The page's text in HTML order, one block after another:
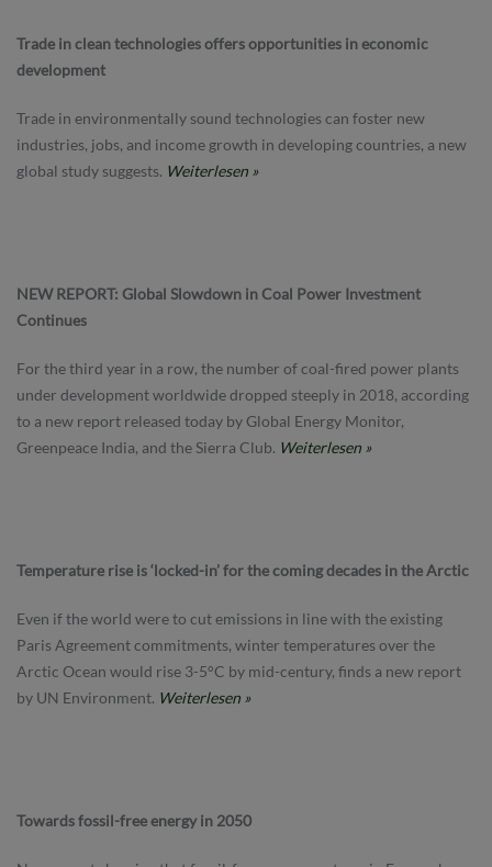
Trade in clean technologies offers opportunities in economic
development
Trade in environmentally sound technologies can foster new
industries, jobs, and income growth in developing countries, a new
global study suggests. Weiterlesen »
NEW REPORT: Global Slowdown in Coal Power Investment
Continues
For the third year in a row, the number of coal-fired power plants
under development worldwide dropped steeply in 2018, according
to a new report released today by Global Energy Monitor,
Greenpeace India, and the Sierra Club. Weiterlesen »
Temperature rise is ‘locked-in’ for the coming decades in the Arctic
Even if the world were to cut emissions in line with the existing
Paris Agreement commitments, winter temperatures over the
Arctic Ocean would rise 3-5°C by mid-century, finds a new report
by UN Environment. Weiterlesen »
Towards fossil-free energy in 2050